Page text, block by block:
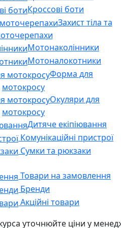
Кроссові боти
Захист тіла та
Мотонаколінники
Мотоналокотники
Форма для
мотокросу
Окуляри для
мотокросу
Дитяче екіпіювання
Комунікаційні пристрої
Сумки та рюкзаки
Товари на замовлення
Бренди
Акційні товари
курса уточнюйте ціни у